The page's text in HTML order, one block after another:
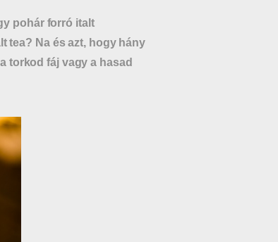
pohár forró italt
tea? Na és azt, hogy hány
torkod fáj vagy a hasad